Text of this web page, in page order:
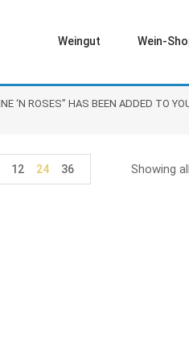
Weingut Wein-
‘N ROSES” HAS BEEN ADDED TO
Showing
12 24 36